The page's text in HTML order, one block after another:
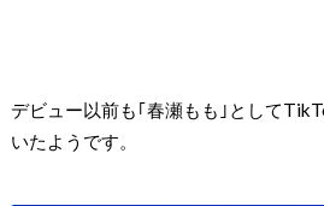
デビュー以前も｢春瀬もも｣として
いたようです。